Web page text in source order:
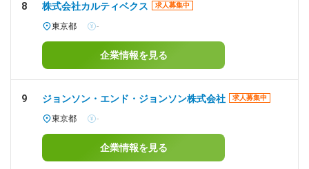
8 株式会社カルティベクス 求人募集中
東京都 -
企業情報を見る
9 ジョンソン・エンド・ジョンソン株式会社 求人募集中
東京都 -
企業情報を見る